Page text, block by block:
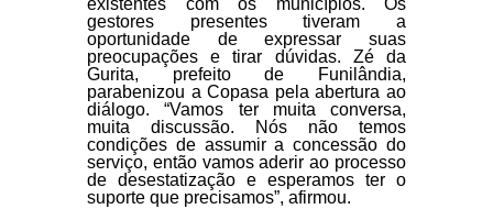
existentes com os municípios. Os
gestores presentes tiveram a
oportunidade de expressar suas
preocupações e tirar dúvidas. Zé da
Gurita, prefeito de Funilândia,
parabenizou a Copasa pela abertura ao
diálogo. “Vamos ter muita conversa,
muita discussão. Nós não temos
condições de assumir a concessão do
serviço, então vamos aderir ao processo
de desestatização e esperamos ter o
suporte que precisamos”, afirmou.